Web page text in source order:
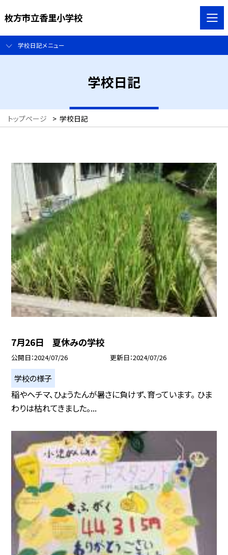
枚方市立香里小学校
学校日記メニュー
学校日記
トップページ > 学校日記
7月26日 夏休みの学校
公開日 2024/07/26 更新日 2024/07/26
学校の様子
稲やヘチマ、ひょうたんが暑さに負けず、育っています。 ひま
わりは枯れてきました。...